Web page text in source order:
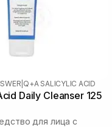
Q+A SALICYLIC ACID
Daily Cleanser 125
для лица с